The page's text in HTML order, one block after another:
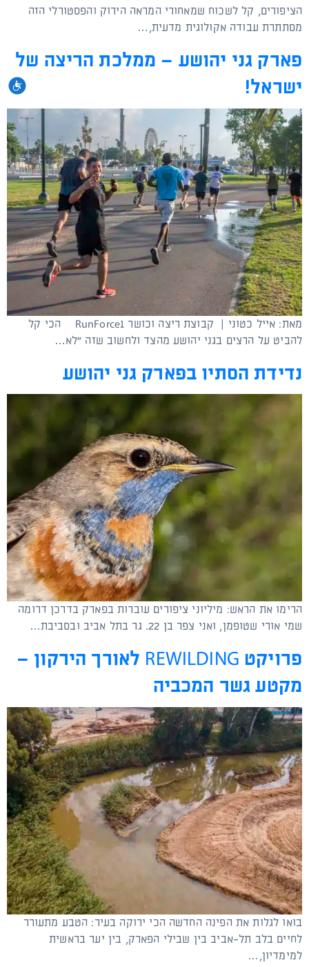
הציפורים, קל לשכוח שמאחורי המראה הירוק והפסטורלי הזה
מסתתרת עבודה אקולוגית מדעית,…
פארק גני יהושע – ממלכת הריצה של
ישראל!
מאת: אייל כטוני | קבוצת ריצה וכושר RunForce1 הכי קל
להביט על הרצים בגני יהושע מהצד ולחשוב שזה "לא…
נדידת הסתיו בפארק גני יהושע
הרימו את הראש: מיליוני ציפורים עוברות בפארק בדרכן דרומה
שמי אורי שטופמן, ואני צפר בן 22. גר בתל אביב ובסביבת…
פרויקט REWILDING לאורך הירקון –
מקטע גשר המכביה
בואו לגלות את הפינה החדשה הכי ירוקה בעיר: הטבע מתעורר
לחיים בלב תל-אביב בין שבילי הפארק, בין יער בראשית
למימדיון,…